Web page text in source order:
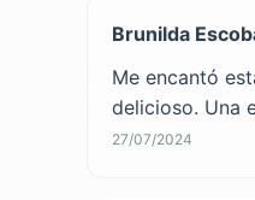
Brunilda
Me encantó
delicioso. Una
27/07/2024